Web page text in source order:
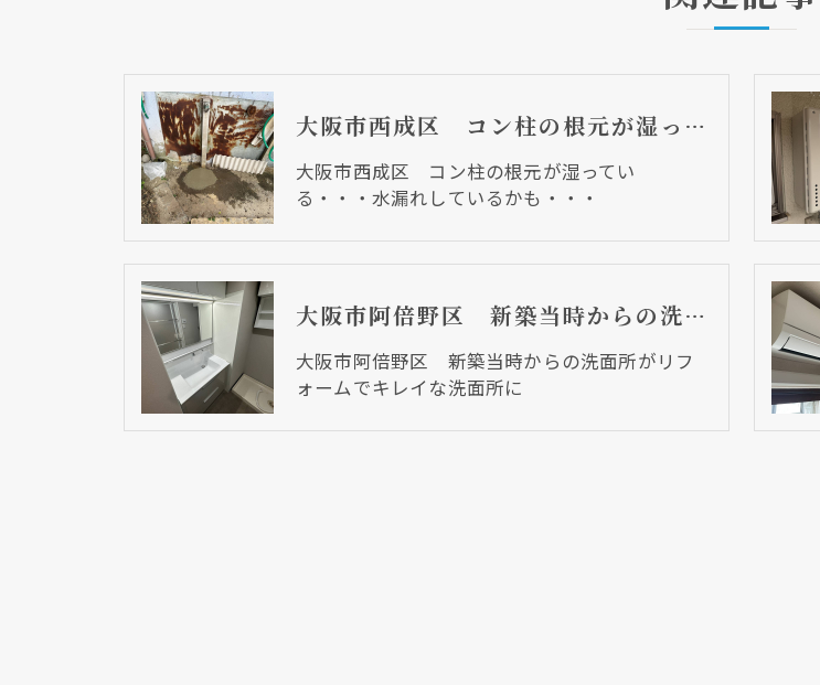
大阪市西成区 コン柱の根元が湿っている・・・水漏れしているかも・・・
大阪市西成区 コン柱の根元が湿ってい
る・・・水漏れしているかも・・・
大阪市阿倍野区 新築当時からの洗面所がリフォームでキレイな洗面所に
大阪市阿倍野区 新築当時からの洗面所がリフ
ォームでキレイな洗面所に